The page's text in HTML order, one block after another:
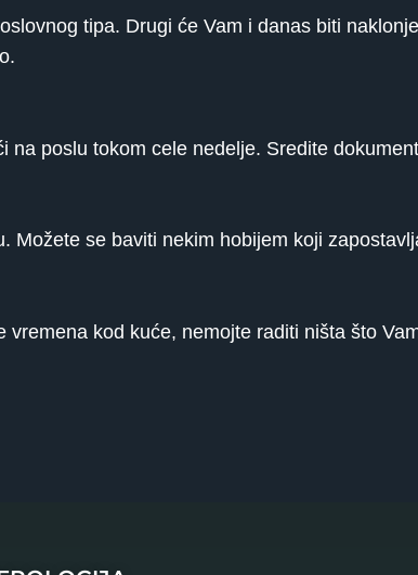
tipa. Drugi će Vam i danas biti
poslu tokom cele nedelje. Sredite
Možete se baviti nekim hobijem koji
kod kuće, nemojte raditi ništa što